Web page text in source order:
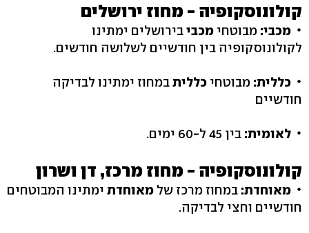
קולונוסקופיה - מחוז ירושלים
מכבי: מבוטחי מכביבירושלים ימתינו
לקולונוסקופיה בין חודשיים לשלושה חודשים.
כללית: מבוטחי כלליתבמחוז ימתינו לבדיקה
חודשיים
לאומית: בין 45 ל-60 ימים.
קולונוסקופיה - מחוז מרכז, דן ושרון
מאוחדת: במחוז מרכז של מאוחדת ימתינו המבוטחים
חודשיים וחצי לבדיקה.